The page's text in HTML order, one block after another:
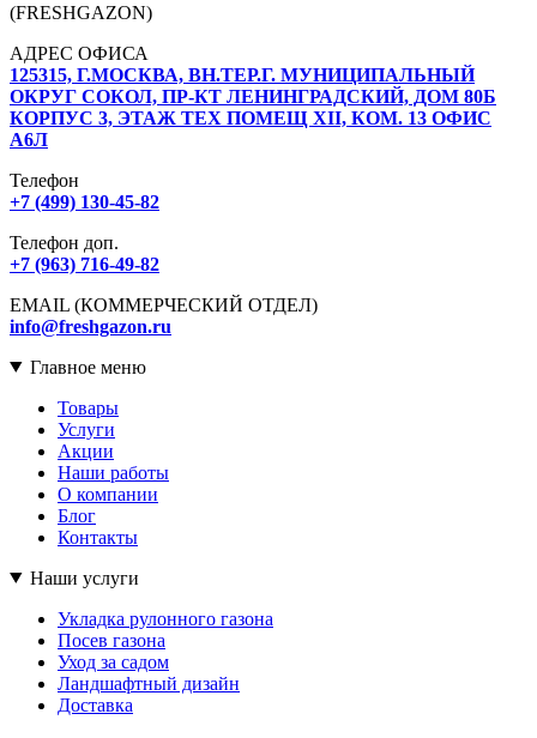
(FRESHGAZON)
АДРЕС ОФИСА
125315, Г.МОСКВА, ВН.ТЕР.Г. МУНИЦИПАЛЬНЫЙ
ОКРУГ СОКОЛ, ПР-КТ ЛЕНИНГРАДСКИЙ, ДОМ 80Б
КОРПУС 3, ЭТАЖ ТЕХ ПОМЕЩ XII, КОМ. 13 ОФИС
А6Л
Телефон
+7 (499) 130-45-82
Телефон доп.
+7 (963) 716-49-82
EMAIL (КОММЕРЧЕСКИЙ ОТДЕЛ)
info@freshgazon.ru
Главное меню
Товары
Услуги
Акции
Наши работы
О компании
Блог
Контакты
Наши услуги
Укладка рулонного газона
Посев газона
Уход за садом
Ландшафтный дизайн
Доставка